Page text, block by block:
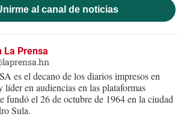
al canal de noticias
La Prensa
es el decano de los diarios impresos en
líder en audiencias en las plataformas
fundó el 26 de octubre de 1964 en la ciudad
Sula.